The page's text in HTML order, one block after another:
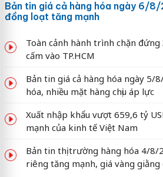
Bản tin giá cả hàng hóa ngày 6/8/
đồng loạt tăng mạnh
Toàn cảnh hành trình chặn
cấm vào TP.HCM
Bản tin giá cả hàng hóa ngày 5/
hóa, nhiều mặt hàng chịu áp lực
Xuất nhập khẩu vượt 659,6 tỷ
mạnh của kinh tế Việt Nam
Bản tin thị trường hàng hóa 4/8/
riêng tăng mạnh, giá vàng giằng